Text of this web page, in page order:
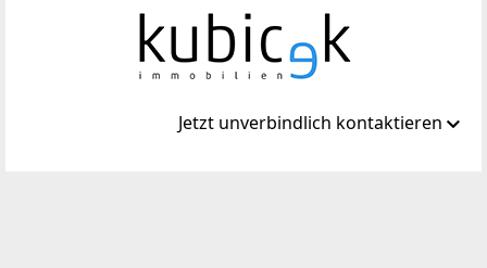
Jetzt unverbindlich kontaktieren